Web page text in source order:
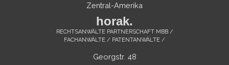
Zentral-Amerika
horak.
RECHTSANWÄLTE PARTNERSCHAFT MBB /
FACHANWÄLTE / PATENTANWÄLTE /
Georgstr. 48